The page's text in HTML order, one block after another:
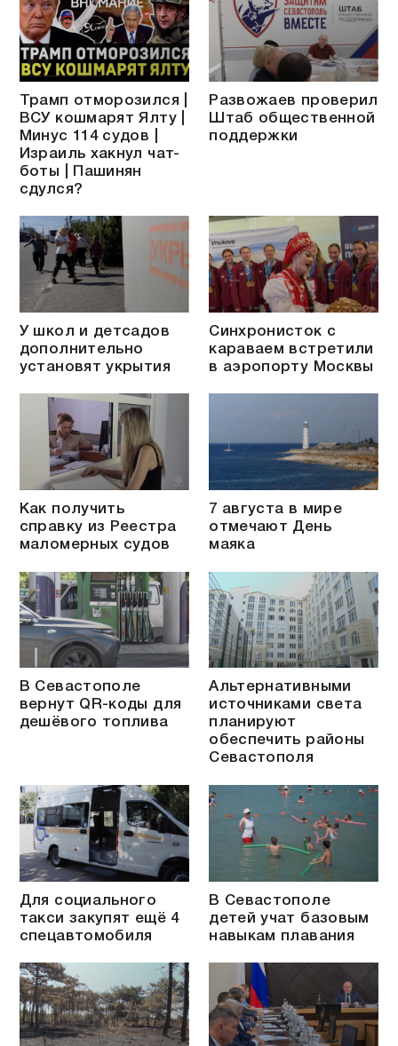
Трамп отморозился |
ВСУ кошмарят Ялту |
Минус 114 судов |
Израиль хакнул чат-
боты | Пашинян
сдулся?
Развожаев проверил
Штаб общественной
поддержки
У школ и детсадов
дополнительно
установят укрытия
Синхронисток с
караваем встретили
в аэропорту Москвы
Как получить
справку из Реестра
маломерных судов
7 августа в мире
отмечают День
маяка
В Севастополе
вернут QR-коды для
дешёвого топлива
Альтернативными
источниками света
планируют
обеспечить районы
Севастополя
Для социального
такси закупят ещё 4
спецавтомобиля
В Севастополе
детей учат базовым
навыкам плавания